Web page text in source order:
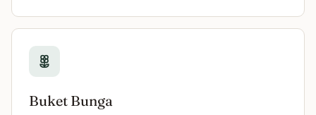
Buket Bunga